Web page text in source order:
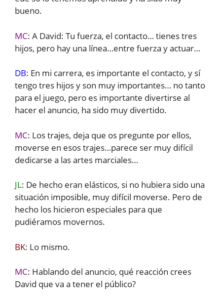
bueno.
MC: A David: Tu fuerza, el contacto… tienes tres
hijos, pero hay una línea…entre fuerza y actuar…
DB: En mi carrera, es importante el contacto, y sí
tengo tres hijos y son muy importantes… no tanto
para el juego, pero es importante divertirse al
hacer el anuncio, ha sido muy divertido.
MC: Los trajes, deja que os pregunte por ellos,
moverse en esos trajes…parece ser muy difícil
dedicarse a las artes marciales…
JL: De hecho eran elásticos, si no hubiera sido una
situación imposible, muy difícil moverse. Pero de
hecho los hicieron especiales para que
pudiéramos movernos.
BK: Lo mismo.
MC: Hablando del anuncio, qué reacción crees
David que va a tener el público?